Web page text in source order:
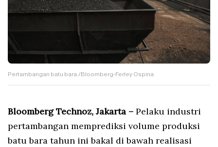
Pertambangan batu bara./Bloomberg-Ferley Ospina
Bloomberg Technoz, Jakarta – Pelaku industri
pertambangan memprediksi volume produksi
batu bara tahun ini bakal di bawah realisasi